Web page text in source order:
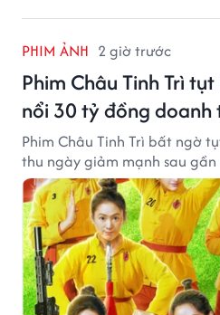
PHIM ẢNH 2 giờ trước
Phim Châu Tinh Trì
nổi 30 tỷ đồng doanh
Phim Châu Tinh Trì bất ngờ
thu ngày giảm mạnh sau